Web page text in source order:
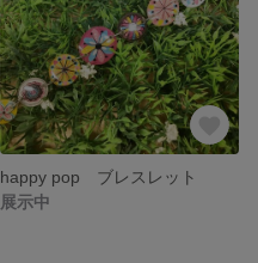
happy pop ブレスレット
展示中